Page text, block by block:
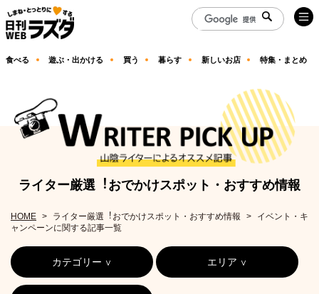
食べる 遊ぶ・出かける 買う 暮らす 新しいお店 特集・まとめ
ライター厳選︕おでかけスポット・おすすめ情報
HOME ライター厳選︕おでかけスポット・おすすめ情報
イベント・キ
ャンペーンに関する記事一覧
カテゴリー エリア